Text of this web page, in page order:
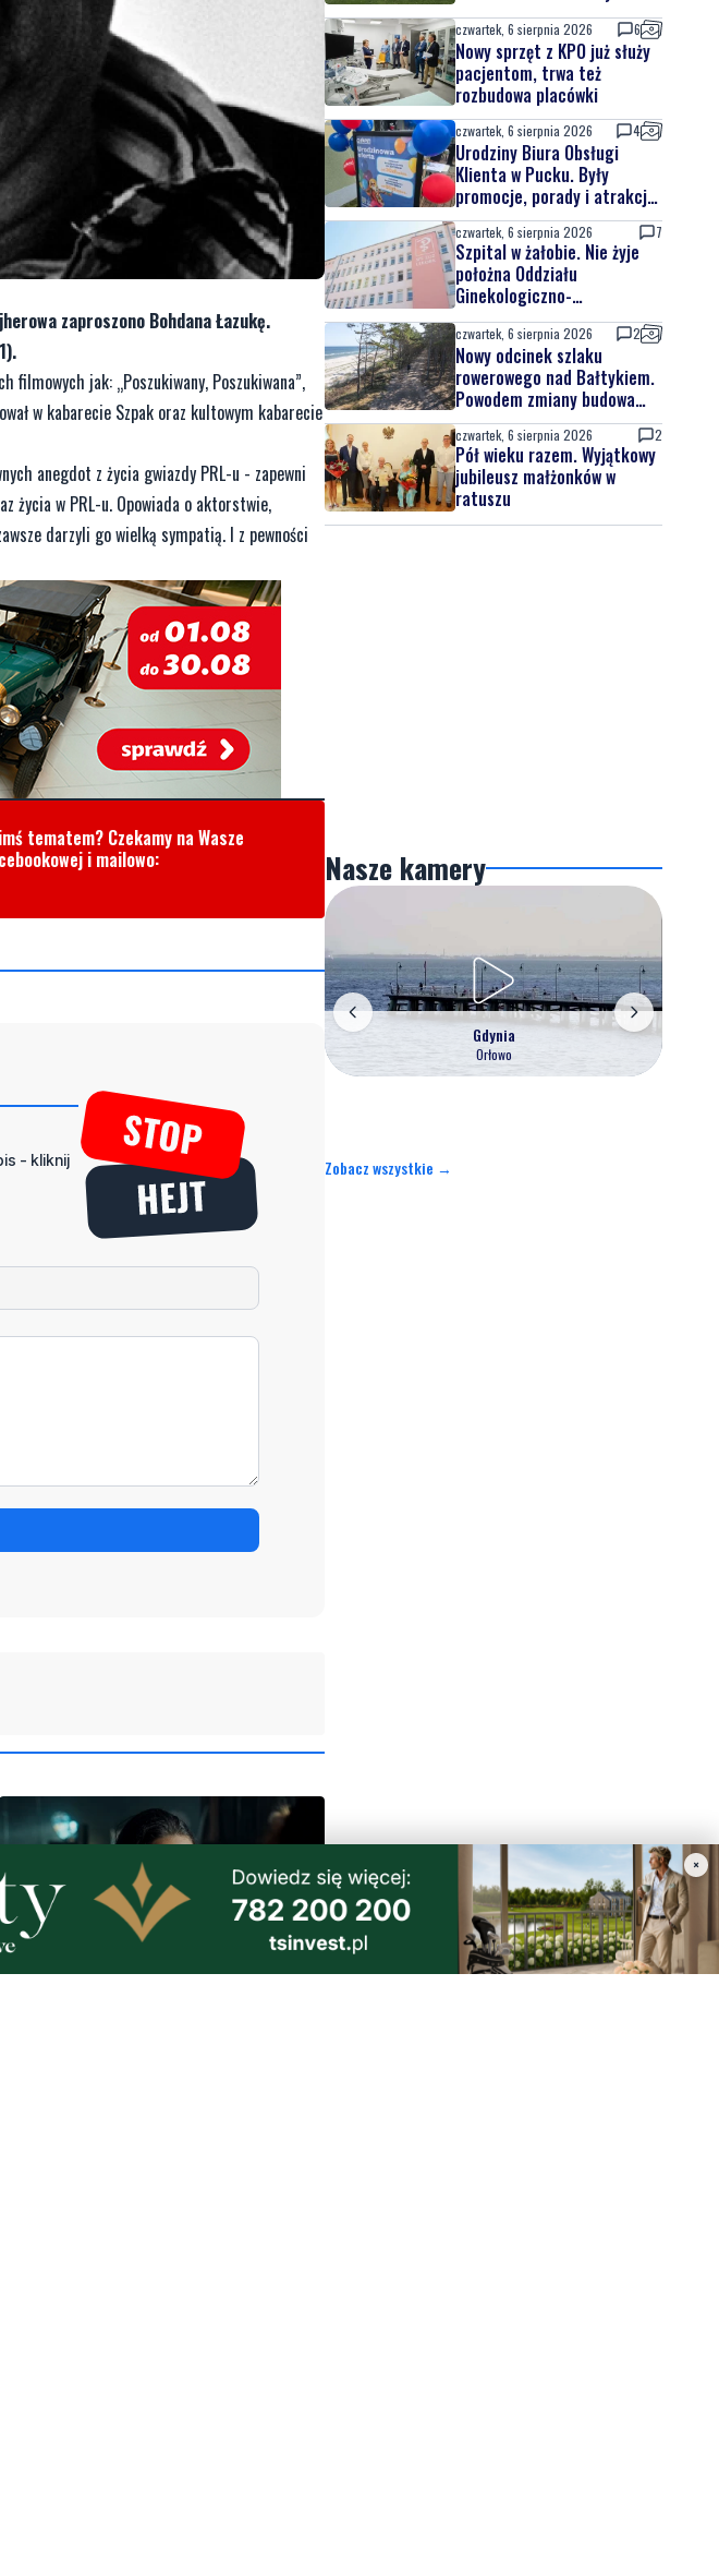
zaproszono Bohdana Łazukę.
jak: „Poszukiwany, Poszukiwana”,
w kabarecie Szpak oraz kultowym kabarecie
anegdot z życia gwiazdy PRL-u - zapewni
życia w PRL-u. Opowiada o aktorstwie,
darzyli go wielką sympatią. I z pewności
tematem? Czekamy na Wasze
i mailowo:
- kliknij
czwartek, 6 sierpnia 2026 6
Nowy sprzęt z KPO już służy
pacjentom, trwa też
rozbudowa placówki
czwartek, 6 sierpnia 2026 4
Urodziny Biura Obsługi
Klienta w Pucku. Były
promocje, porady i atrakcje
dla najmłodszych
czwartek, 6 sierpnia 2026 7
Szpital w żałobie. Nie żyje
położna Oddziału
Ginekologiczno-
Położniczego
czwartek, 6 sierpnia 2026 2
Nowy odcinek szlaku
rowerowego nad Bałtykiem.
Powodem zmiany budowa
elektrowni jądrowej
czwartek, 6 sierpnia 2026 2
Pół wieku razem. Wyjątkowy
jubileusz małżonków w
ratuszu
Nasze kamery
Gdynia
Orłowo
Zobacz wszystkie →
×